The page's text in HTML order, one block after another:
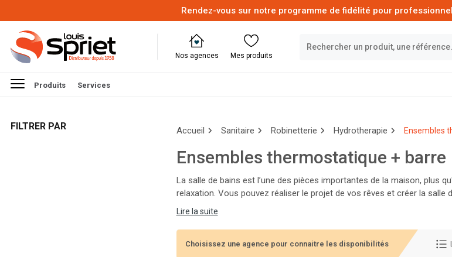
Rendez-vous sur notre programme de fidélité pour
Nos agences Mes produits
Produits Services
FILTRER PAR Accueil Sanitaire Robinetterie Hydrotherapie Ensembles
Ensembles thermostatique + barre
La salle de bains est l’une des pièces importantes de la maison, plus
relaxation. Vous pouvez réaliser le projet de vos rêves et créer la
de salle de bains, douches, lavabos.
Lire la suite
Choisissez une agence pour connaitre les disponibilités